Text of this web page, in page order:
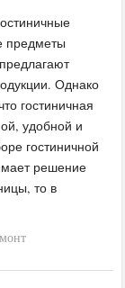
предметы
Однако
гостиничная
удобной и
гостиничной
решение
то в